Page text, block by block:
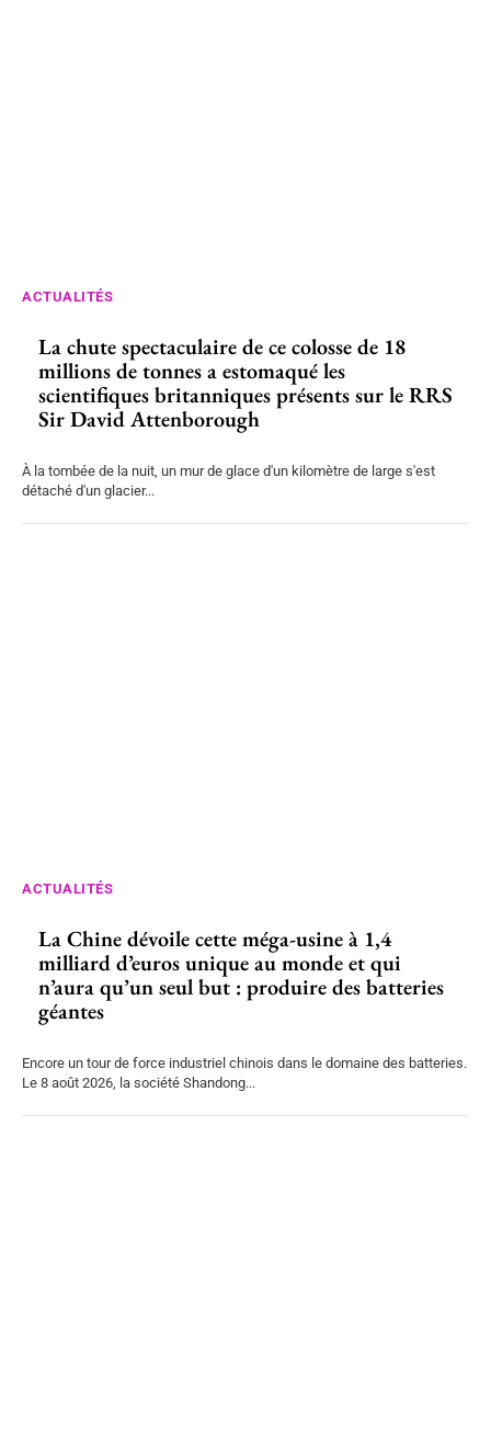
ACTUALITÉS
La chute spectaculaire de ce colosse de 18
millions de tonnes a estomaqué les
scientifiques britanniques présents sur le RRS
Sir David Attenborough
À la tombée de la nuit, un mur de glace d'un kilomètre de large s'est
détaché d'un glacier...
ACTUALITÉS
La Chine dévoile cette méga-usine à 1,4
milliard d’euros unique au monde et qui
n’aura qu’un seul but : produire des batteries
géantes
Encore un tour de force industriel chinois dans le domaine des batteries.
Le 8 août 2026, la société Shandong...